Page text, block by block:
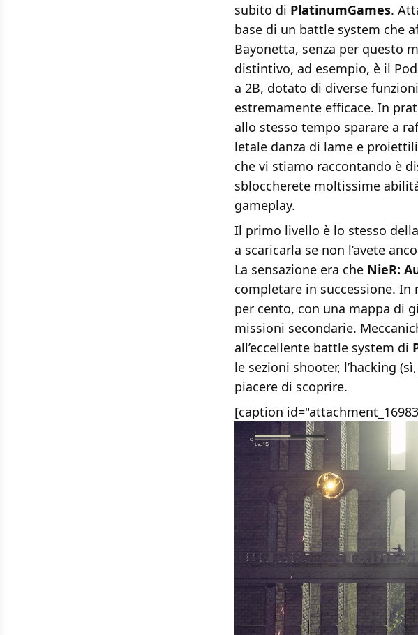
subito di PlatinumGames.
base di un battle system che
Bayonetta, senza per questo
distintivo, ad esempio, è il
a 2B, dotato di diverse
estremamente efficace. In
allo stesso tempo sparare a
letale danza di lame e
che vi stiamo raccontando è
sbloccherete moltissime
gameplay.
Il primo livello è lo stesso
a scaricarla se non l’avete
La sensazione era che NieR:
completare in successione. In
per cento, con una mappa di
missioni secondarie.
all’eccellente battle system di
le sezioni shooter, l’hacking
piacere di scoprire.
[caption